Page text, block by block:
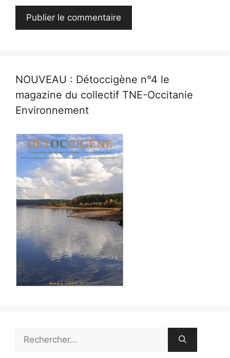
NOUVEAU : Détoccigène n°4 le
magazine du collectif TNE-Occitanie
Environnement